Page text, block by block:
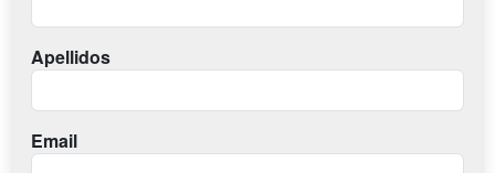
Apellidos
Email